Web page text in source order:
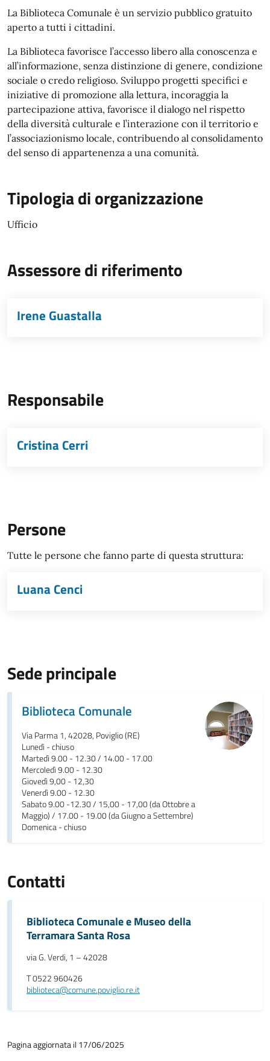
La Biblioteca Comunale è un servizio pubblico gratuito
aperto a tutti i cittadini.
La Biblioteca favorisce l’accesso libero alla conoscenza e
all’informazione, senza distinzione di genere, condizione
sociale o credo religioso. Sviluppo progetti specifici e
iniziative di promozione alla lettura, incoraggia la
partecipazione attiva, favorisce il dialogo nel rispetto
della diversità culturale e l’interazione con il territorio e
l’associazionismo locale, contribuendo al consolidamento
del senso di appartenenza a una comunità.
Tipologia di organizzazione
Ufficio
Assessore di riferimento
Irene Guastalla
Responsabile
Cristina Cerri
Persone
Tutte le persone che fanno parte di questa struttura:
Luana Cenci
Sede principale
Biblioteca Comunale
Via Parma 1, 42028, Poviglio (RE)
Lunedì - chiuso
Martedì 9.00 - 12.30 / 14.00 - 17.00
Mercoledì 9.00 - 12.30
Giovedì 9,00 - 12,30
Venerdì 9.00 - 12.30
Sabato 9.00 -12.30 / 15,00 - 17,00 (da Ottobre a
Maggio) / 17.00 - 19.00 (da Giugno a Settembre)
Domenica - chiuso
Contatti
Biblioteca Comunale e Museo della
Terramara Santa Rosa
via G. Verdi, 1 – 42028
T 0522 960426
biblioteca@comune.poviglio.re.it
Pagina aggiornata il 17/06/2025